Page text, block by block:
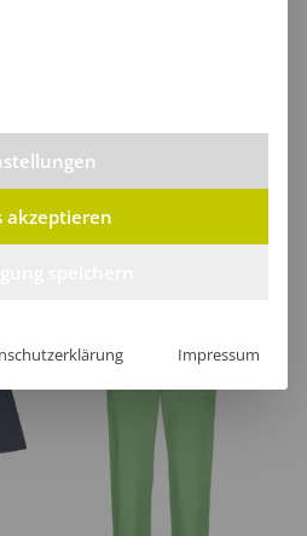
Service-Gruppen, für die eine
akzeptieren
Impressum